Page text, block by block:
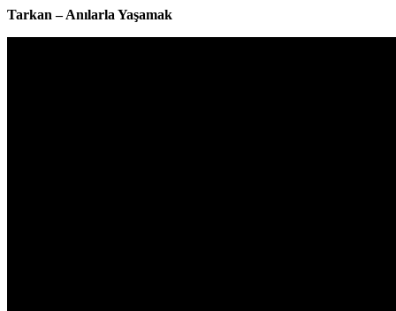
Tarkan – Anılarla Yaşamak